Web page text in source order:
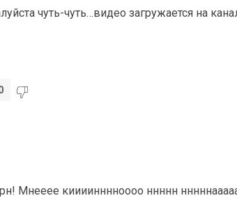
чуть-чуть…видео загружается на
Мнееее киииинннноооо ннннн